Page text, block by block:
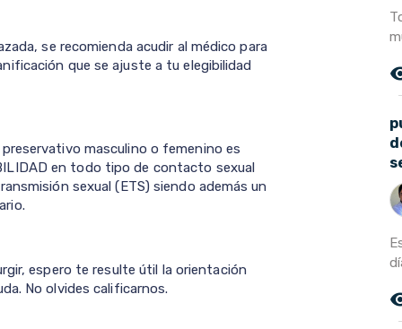
se recomienda acudir al médico para
que se ajuste a tu elegibilidad
masculino o femenino es
en todo tipo de contacto sexual
sexual (ETS) siendo además un
espero te resulte útil la orientación
No olvides calificarnos.